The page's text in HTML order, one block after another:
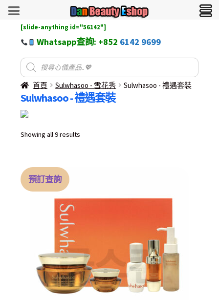
[slide-anything id="56142"]
Whatsapp查詢: +852 6142 9699
首頁 Sulwhasoo - 雪花秀 Sulwhasoo - 禮遇套裝
Sulwhasoo - 禮遇套裝
Showing all 9 resultsSorted
預訂查詢